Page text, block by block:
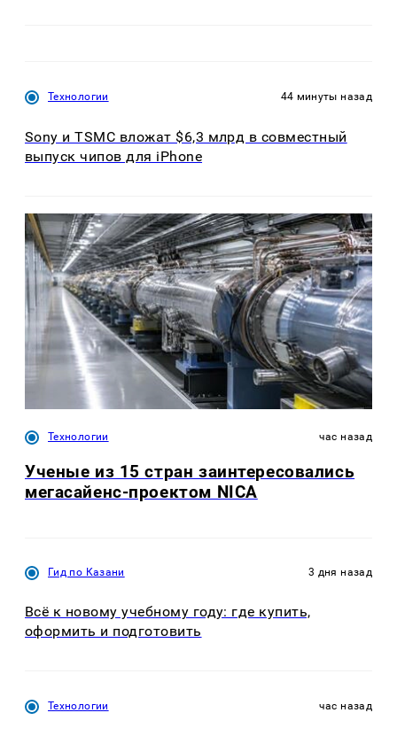
Технологии 44 минуты назад
Sony и TSMC вложат $6,3 млрд в совместный
выпуск чипов для iPhone
Технологии час назад
Ученые из 15 стран заинтересовались
мегасайенс-проектом NICA
Гид по Казани 3 дня назад
Всё к новому учебному году: где купить,
оформить и подготовить
Технологии час назад